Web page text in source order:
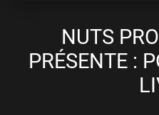
NUTS
PRÉSENTE :